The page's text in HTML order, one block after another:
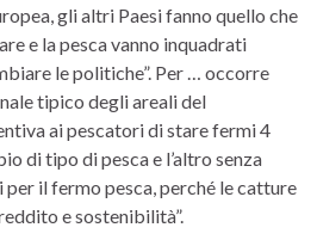
gli altri Paesi fanno quello che
e la pesca vanno inquadrati
le politiche”. Per … occorre
tipico degli areali del
ai pescatori di stare fermi 4
di tipo di pesca e l’altro senza
il fermo pesca, perché le catture
e sostenibilità”.